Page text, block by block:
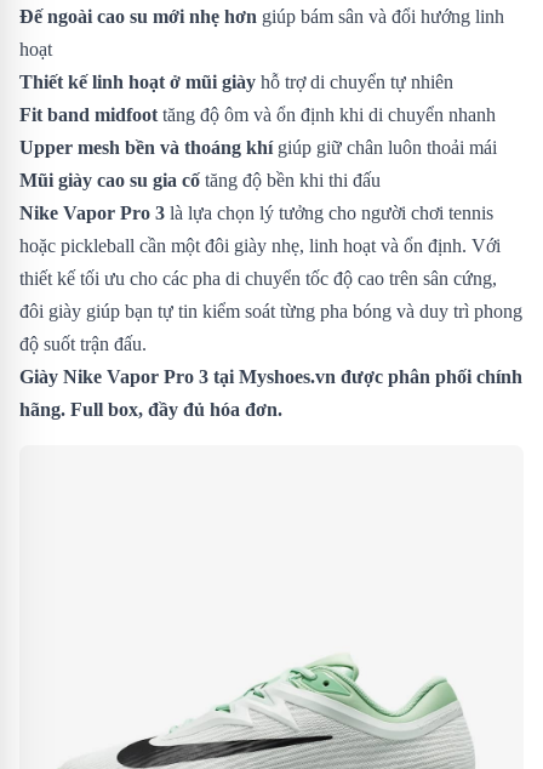
Đế ngoài cao su mới nhẹ hơn giúp bám sân và đổi hướng linh
hoạt
Thiết kế linh hoạt ở mũi giày hỗ trợ di chuyển tự nhiên
Fit band midfoot tăng độ ôm và ổn định khi di chuyển nhanh
Upper mesh bền và thoáng khígiúp giữ chân luôn thoải mái
Mũi giày cao su gia cố tăng độ bền khi thi đấu
Nike Vapor Pro 3 là lựa chọn lý tưởng cho người chơi tennis
hoặc pickleball cần một đôi giày nhẹ, linh hoạt và ổn định. Với
thiết kế tối ưu cho các pha di chuyển tốc độ cao trên sân cứng,
đôi giày giúp bạn tự tin kiểm soát từng pha bóng và duy trì phong
độ suốt trận đấu.
Giày Nike Vapor Pro 3 tại Myshoes.vn được phân phối chính
hãng. Full box, đầy đủ hóa đơn.